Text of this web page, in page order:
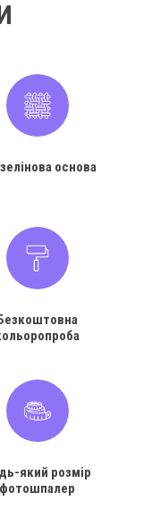
основа
який розмір
фотошпалер